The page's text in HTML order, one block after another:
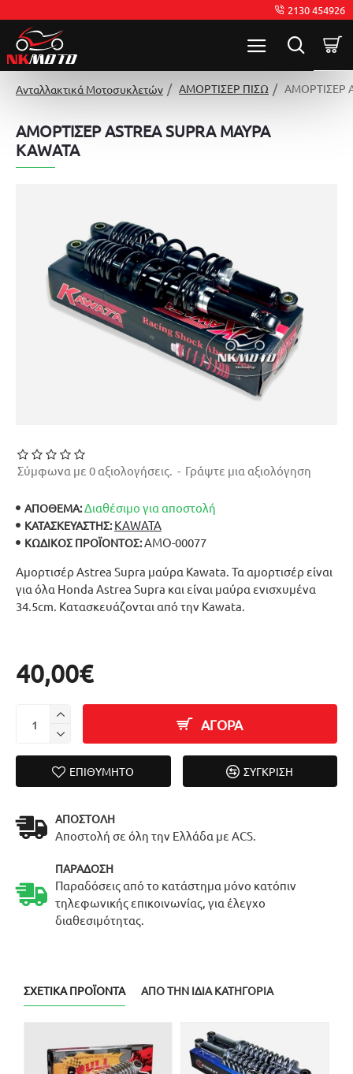
2130 454926
Ανταλλακτικά Μοτοσυκλετών ΑΜΟΡΤΙΣΕΡ ΠΙΣΩ ΑΜΟΡΤΙΣΕΡ
ΑΜΟΡΤΙΣΕΡ ASTREA SUPRA ΜΑΥΡΑ
KAWATA
Αμορτισέρ Astrea Supra μαύρα Kawata. Τα αμορτισέρ είναι
για όλα Honda Astrea Supra και είναι μαύρα ενισχυμένα
34.5cm. Κατασκευάζονται από την Kawata.
ΑΠΟΘΕΜΑ:Διαθέσιμο για αποστολή
ΚΑΤΑΣΚΕΥΑΣΤΉΣ: KAWATA
ΚΩΔΙΚΌΣ ΠΡΟΪΌΝΤΟΣ:ΑΜΟ-00077
Σύμφωνα με 0 αξιολογήσεις. - Γράψτε μια αξιολόγηση
40,00€
ΑΓΟΡΑ
ΕΠΙΘΥΜΗΤΌ ΣΎΓΚΡΙΣΗ
ΑΠΟΣΤΟΛΉ
Αποστολή σε όλη την Ελλάδα με ACS.
ΠΑΡΆΔΟΣΗ
Παραδόσεις από το κατάστημα μόνο κατόπιν
τηλεφωνικής επικοινωνίας, για έλεγχο
διαθεσιμότητας.
ΣΧΕΤΙΚΆ ΠΡΟΪΌΝΤΑ ΑΠΌ ΤΗΝ ΊΔΙΑ ΚΑΤΗΓΟΡΊΑ